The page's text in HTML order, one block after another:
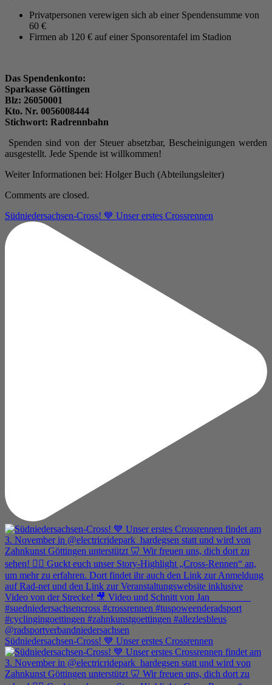
Privatpersonen verewigen sich ab einer Spendensumme von
60 €
Firmen ab 120 € auf einer Sponsorentafel im Stadion
Das Spendenkonto:
Sparkasse Göttingen
Blz: 26050001
Kto. Nr. 0056008444
Stichwort: Radrennbahn
Spenden sind von der Steuer absetzbar, Bescheinigungen werden
ausgestellt. Jede Spende ist willkommen!
Weiter Informationen bei: Holger Buch (Abteilungsleiter)
Comments are closed.
Südniedersachsen-Cross! 💙 Unser erstes Crossrennen
Südniedersachsen-Cross! 💙 Unser erstes Crossrennen